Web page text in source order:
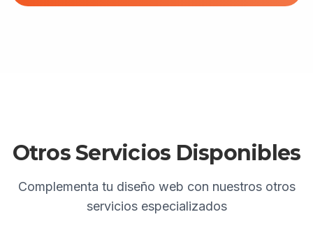
Otros Servicios Disponibles
Complementa tu diseño web con nuestros otros
servicios especializados